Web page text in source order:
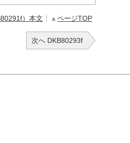
）本文 ▲ページTOP
次へ DKB80293f